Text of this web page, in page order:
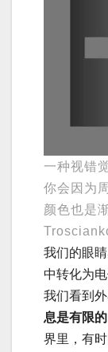
一种视错
你会因为
颜色也是
我们的眼
中转化为
我们看到外
息是有限的
界里，有